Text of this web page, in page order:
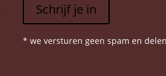
Schrijf je in
* we versturen geen spam en